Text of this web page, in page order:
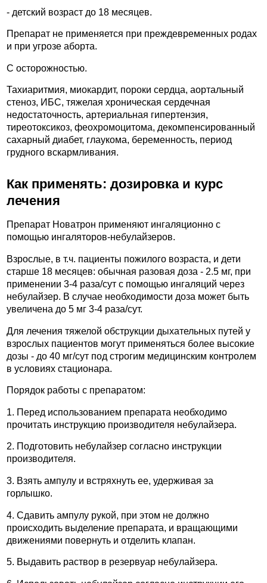
- детский возраст до 18 месяцев.
Препарат не применяется при преждевременных родах
и при угрозе аборта.
С осторожностью.
Тахиаритмия, миокардит, пороки сердца, аортальный
стеноз, ИБС, тяжелая хроническая сердечная
недостаточность, артериальная гипертензия,
тиреотоксикоз, феохромоцитома, декомпенсированный
сахарный диабет, глаукома, беременность, период
грудного вскармливания.
Как применять: дозировка и курс
лечения
Препарат Новатрон применяют ингаляционно с
помощью ингаляторов-небулайзеров.
Взрослые, в т.ч. пациенты пожилого возраста, и дети
старше 18 месяцев: обычная разовая доза - 2.5 мг, при
применении 3-4 раза/сут с помощью ингаляций через
небулайзер. В случае необходимости доза может быть
увеличена до 5 мг 3-4 раза/сут.
Для лечения тяжелой обструкции дыхательных путей у
взрослых пациентов могут применяться более высокие
дозы - до 40 мг/сут под строгим медицинским контролем
в условиях стационара.
Порядок работы с препаратом:
1. Перед использованием препарата необходимо
прочитать инструкцию производителя небулайзера.
2. Подготовить небулайзер согласно инструкции
производителя.
3. Взять ампулу и встряхнуть ее, удерживая за
горлышко.
4. Сдавить ампулу рукой, при этом не должно
происходить выделение препарата, и вращающими
движениями повернуть и отделить клапан.
5. Выдавить раствор в резервуар небулайзера.